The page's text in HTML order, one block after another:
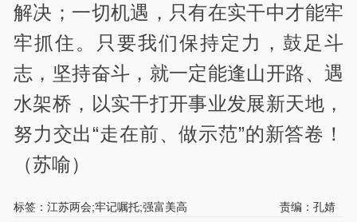
解决；一切机遇，只有在实干中才能牢
牢抓住。只要我们保持定力，鼓足斗
志，坚持奋斗，就一定能逢山开路、遇
水架桥，以实干打开事业发展新天地，
努力交出“走在前、做示范”的新答卷！
（苏喻）
标签：江苏两会;牢记嘱托;强富美高 责编：孔婧